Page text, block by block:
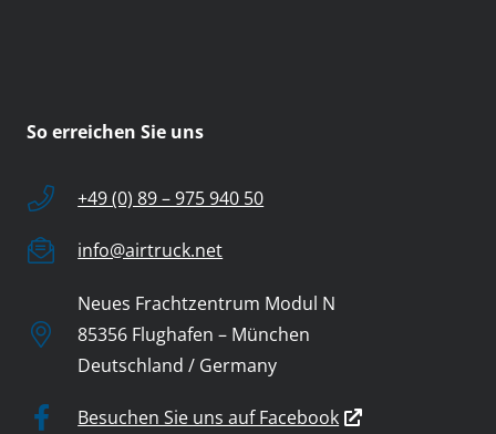
So erreichen Sie uns
+49 (0) 89 – 975 940 50
info@airtruck.net
Neues Frachtzentrum Modul N
85356 Flughafen – München
Deutschland / Germany
Besuchen Sie uns auf Facebook